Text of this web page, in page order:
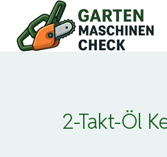
Inhalt
springen
2-Takt-Öl